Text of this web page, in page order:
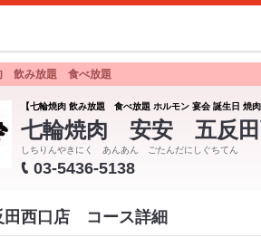
飲み放題 食べ放題
【七輪焼肉 飲み放題 食べ放題 ホルモン 宴会 誕生日 焼肉
七輪焼肉 安安 五反田
しちりんやきにく あんあん ごたんだにしぐちてん
03-5436-5138
田西口店 コース詳細